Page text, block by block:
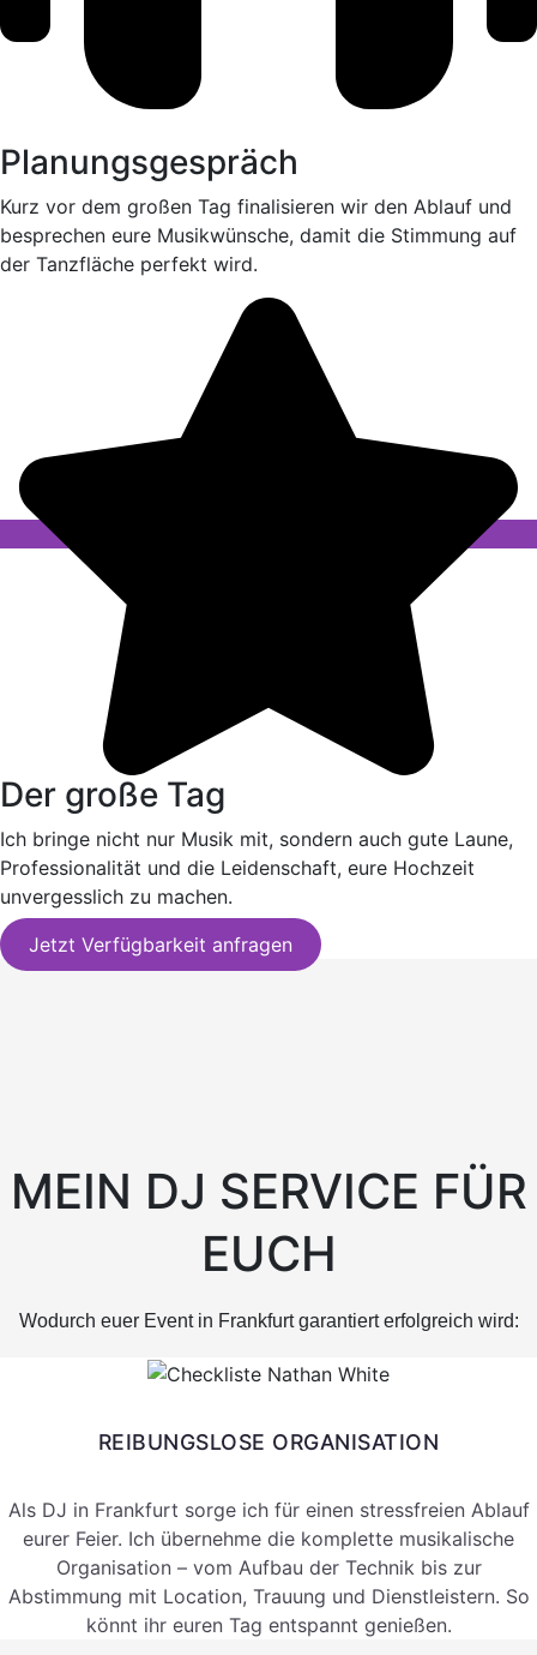
Planungsgespräch
Kurz vor dem großen Tag finalisieren wir den Ablauf und
besprechen eure Musikwünsche, damit die Stimmung auf
der Tanzfläche perfekt wird.
Der große Tag
Ich bringe nicht nur Musik mit, sondern auch gute Laune,
Professionalität und die Leidenschaft, eure Hochzeit
unvergesslich zu machen.
Jetzt Verfügbarkeit anfragen
MEIN DJ SERVICE FÜR
EUCH
Wodurch euer Event in Frankfurt garantiert erfolgreich wird:
REIBUNGSLOSE ORGANISATION
Als DJ in Frankfurt sorge ich für einen stressfreien Ablauf
eurer Feier. Ich übernehme die komplette musikalische
Organisation – vom Aufbau der Technik bis zur
Abstimmung mit Location, Trauung und Dienstleistern. So
könnt ihr euren Tag entspannt genießen.